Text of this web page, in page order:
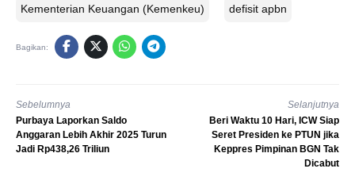
Kementerian Keuangan (Kemenkeu) defisit apbn
Bagikan:
Sebelumnya
Purbaya Laporkan Saldo
Anggaran Lebih Akhir 2025 Turun
Jadi Rp438,26 Triliun
Selanjutnya
Beri Waktu 10 Hari, ICW Siap
Seret Presiden ke PTUN jika
Keppres Pimpinan BGN Tak
Dicabut